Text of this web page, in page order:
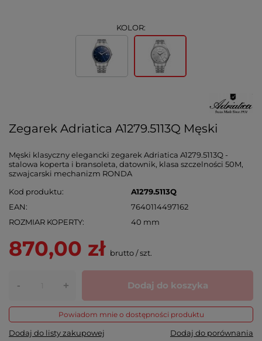
KOLOR:
Zegarek Adriatica A1279.5113Q Męski
Męski klasyczny elegancki zegarek Adriatica A1279.5113Q -
stalowa koperta i bransoleta, datownik, klasa szczelności 50M,
szwajcarski mechanizm RONDA
Kod produktu
A1279.5113Q
EAN
7640114497162
ROZMIAR KOPERTY
40 mm
870,00 zł brutto/szt.
- + Dodaj do koszyka
Powiadom mnie o dostępności produktu
Dodaj do listy zakupowej Dodaj do porównania